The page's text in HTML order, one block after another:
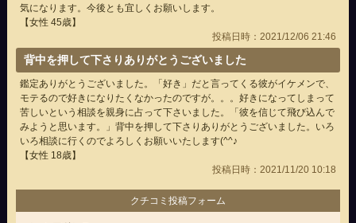
気になります。今後とも宜しくお願いします。
【女性 45歳】
投稿日時：2021/12/06 21:46
背中を押して下さりありがとうございました
鑑定ありがとうございました。「好き」だと言ってくる彼がイケメンで、
モテるので好きになりたくなかったのですが。。。好きになってしまって
苦しいという相談を親身に占って下さいました。「彼を信じて飛び込んで
みようと思います。」背中を押して下さりありがとうございました。いろ
いろ相談に行くのでよろしくお願いいたします(^^♪
【女性 18歳】
投稿日時：2021/11/20 10:18
クチコミ投稿フォーム